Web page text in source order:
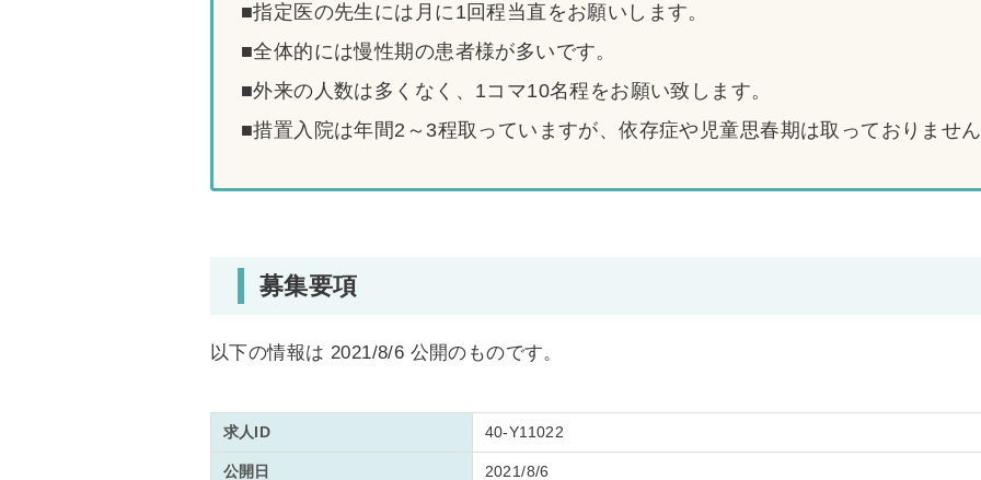
■指定医の先生には月に1回程当直をお願いします。
■全体的には慢性期の患者様が多いです。
■外来の人数は多くなく、1コマ10名程をお願い致します。
■措置入院は年間2～3程取っていますが、依存症や児童思春期は取っておりませ
募集要項
以下の情報は 2021/8/6 公開のものです。
求人ID 40-Y11022
公開日 2021/8/6